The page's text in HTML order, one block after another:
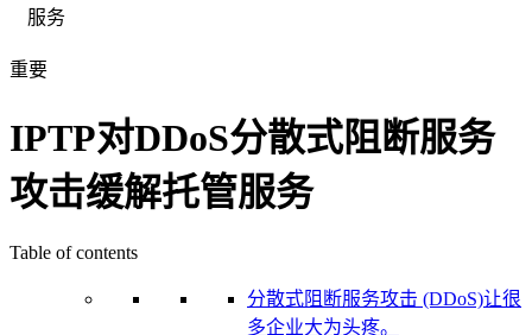
服务
重要
IPTP对DDoS分散式阻断服务
攻击缓解托管服务
Table of contents
分散式阻断服务攻击 (DDoS)让很
多企业大为头疼。